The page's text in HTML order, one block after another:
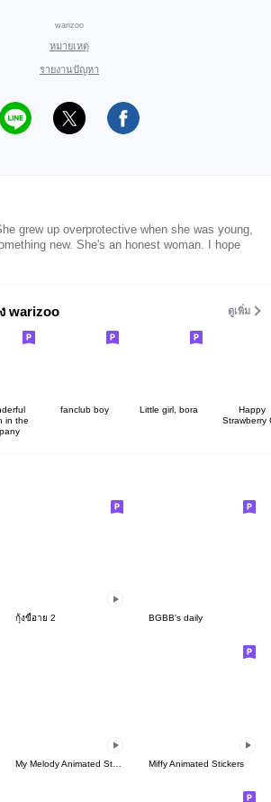
warizoo
หมายเหตุ
รายงานปัญหา
grew up overprotective when she was young,
new. She's an honest woman. I hope
warizoo ดูเพิ่ม
in the
fanclub boy Little girl, bora
Happy
Strawberry
กุ้งขี้อาย 2 BGBB's daily
Miffy Animated Stickers